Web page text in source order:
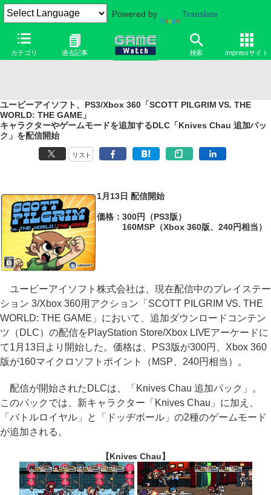
Powered by Translate
カテゴリ 過去記事 検索 Impressサイト
ユービーアイソフト、PS3/Xbox 360「SCOTT PILGRIM VS. THE
WORLD: THE GAME」
キャラクターやゲームモードを追加するDLC「Knives Chau 追加パッ
ク」を配信開始
リスト
1月13日 配信開始
価格：300円（PS3版）
160MSP（Xbox 360版、240円相当）
ユービーアイソフト株式会社は、現在配信中のプレイステー
ション 3/Xbox 360用アクション「SCOTT PILGRIM VS. THE
WORLD: THE GAME」において、追加ダウンロードコンテン
ツ（DLC）の配信をPlayStation Store/Xbox LIVEアーケードに
て1月13日より開始した。価格は、PS3版が300円、Xbox 360
版が160マイクロソフトポイント（MSP、240円相当）。
配信が開始されたDLCは、「Knives Chau 追加パック」。
このパックでは、新キャラクター「Knives Chau」に加え、
「バトルロイヤル」と「ドッヂボール」の2種のゲームモード
が追加される。
【Knives Chau】